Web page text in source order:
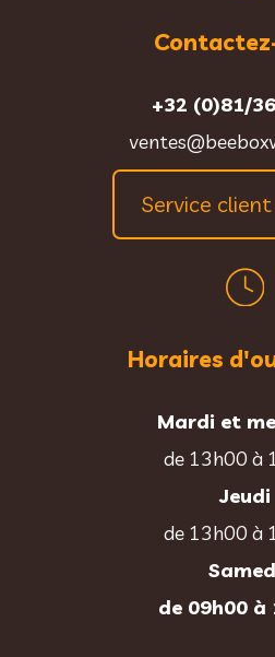
+32 (0)81/
Service client
Horaires
Mardi et
de 13h00 à
Jeudi
de 13h00 à
de 09h00 à